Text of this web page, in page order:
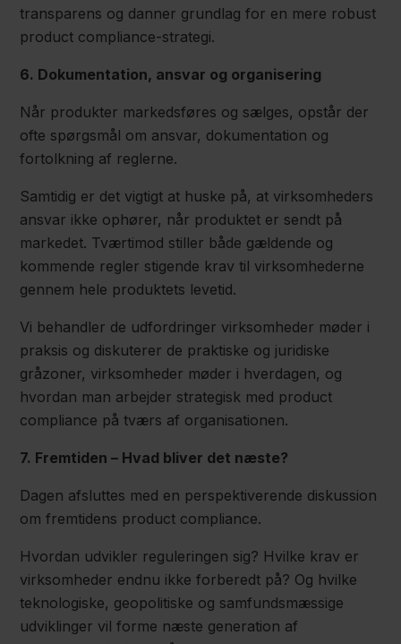
transparens og danner grundlag for en mere robust
product compliance-strategi.
6. Dokumentation, ansvar og organisering
Når produkter markedsføres og sælges, opstår der
ofte spørgsmål om ansvar, dokumentation og
fortolkning af reglerne.
Samtidig er det vigtigt at huske på, at virksomheders
ansvar ikke ophører, når produktet er sendt på
markedet. Tværtimod stiller både gældende og
kommende regler stigende krav til virksomhederne
gennem hele produktets levetid.
Vi behandler de udfordringer virksomheder møder i
praksis og diskuterer de praktiske og juridiske
gråzoner, virksomheder møder i hverdagen, og
hvordan man arbejder strategisk med product
compliance på tværs af organisationen.
7. Fremtiden – Hvad bliver det næste?
Dagen afsluttes med en perspektiverende diskussion
om fremtidens product compliance.
Hvordan udvikler reguleringen sig? Hvilke krav er
virksomheder endnu ikke forberedt på? Og hvilke
teknologiske, geopolitiske og samfundsmæssige
udviklinger vil forme næste generation af